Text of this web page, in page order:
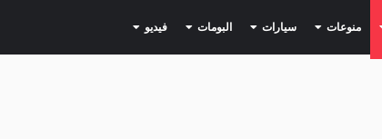
(current) منوعات (current) سيارات (current) البومات (current) فيديو (current)